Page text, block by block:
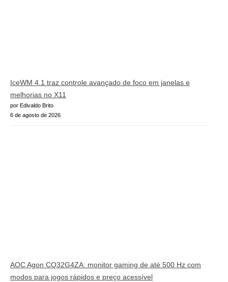
IceWM 4.1 traz controle avançado de foco em janelas e
melhorias no X11
por Edivaldo Brito
6 de agosto de 2026
AOC Agon CQ32G4ZA: monitor gaming de até 500 Hz com
modos para jogos rápidos e preço acessível